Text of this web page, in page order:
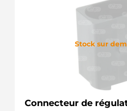
Stock sur
Connecteur de